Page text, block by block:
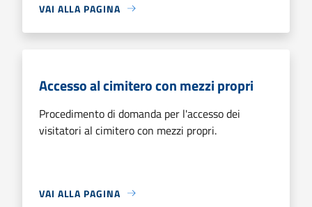
VAI ALLA PAGINA
Accesso al cimitero con mezzi propri
Procedimento di domanda per l'accesso dei
visitatori al cimitero con mezzi propri.
VAI ALLA PAGINA